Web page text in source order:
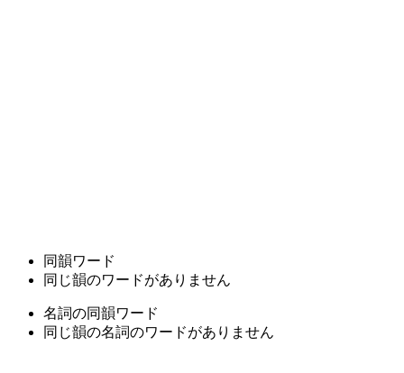
同韻ワード
同じ韻のワードがありません
名詞の同韻ワード
同じ韻の名詞のワードがありません